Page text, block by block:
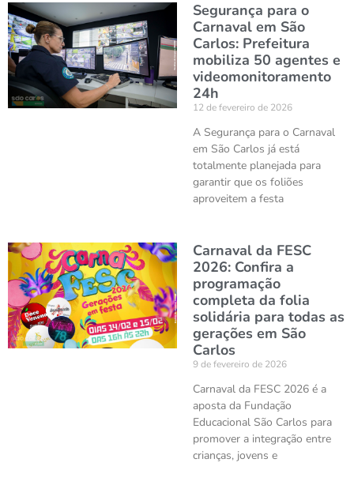
Segurança para o
Carnaval em São
Carlos: Prefeitura
mobiliza 50 agentes e
videomonitoramento
24h
12 de fevereiro de 2026
A Segurança para o Carnaval
em São Carlos já está
totalmente planejada para
garantir que os foliões
aproveitem a festa
Carnaval da FESC
2026: Confira a
programação
completa da folia
solidária para todas as
gerações em São
Carlos
9 de fevereiro de 2026
Carnaval da FESC 2026 é a
aposta da Fundação
Educacional São Carlos para
promover a integração entre
crianças, jovens e